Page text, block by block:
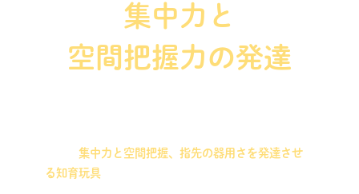
集中力と
空間把握力の発達
集中力と空間把握、指先の器用さを発達させ
る知育玩具